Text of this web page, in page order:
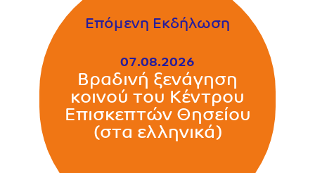
Επόμενη Εκδήλωση
07.08.2026
Βραδινή ξενάγηση
κοινού του Κέντρου
Επισκεπτών Θησείου
(στα ελληνικά)